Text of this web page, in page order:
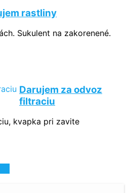
rastliny
Sukulent na zakorenené.
Darujem za odvoz
filtraciu
kvapka pri zavite